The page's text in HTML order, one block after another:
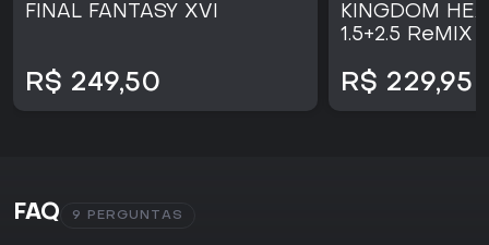
FINAL FANTASY XVI
R$ 249,50
KINGDOM
1.5+2.5 ReMIX -
R$ 229,95
FAQ 9 PERGUNTAS